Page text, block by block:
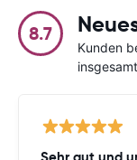
8.7
Kunden